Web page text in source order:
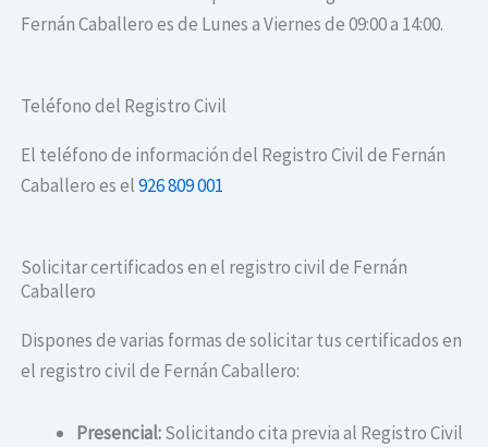
Fernán Caballero es de Lunes a Viernes de 09:00 a 14:00.
Teléfono del Registro Civil
El teléfono de información del Registro Civil de Fernán
Caballero es el926 809 001
Solicitar certificados en el registro civil de Fernán
Caballero
Dispones de varias formas de solicitar tus certificados en
el registro civil de Fernán Caballero:
Presencial:Solicitando cita previa al Registro Civil